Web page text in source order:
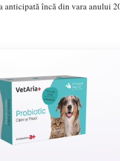
anticipată încă din vara anului